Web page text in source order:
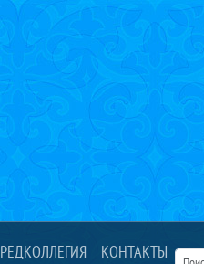
РЕДКОЛЛЕГИЯ КОНТАКТЫ